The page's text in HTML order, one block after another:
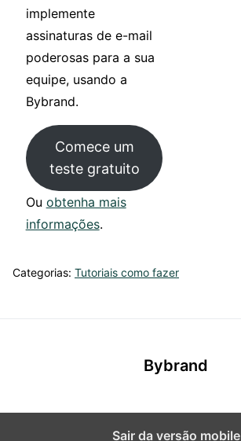
implemente
assinaturas de e-mail
poderosas para a sua
equipe, usando a
Bybrand.
Comece um
teste gratuito
Ou obtenha mais
informações.
Categorias: Tutoriais como fazer
Bybrand
Sair da versão mobile